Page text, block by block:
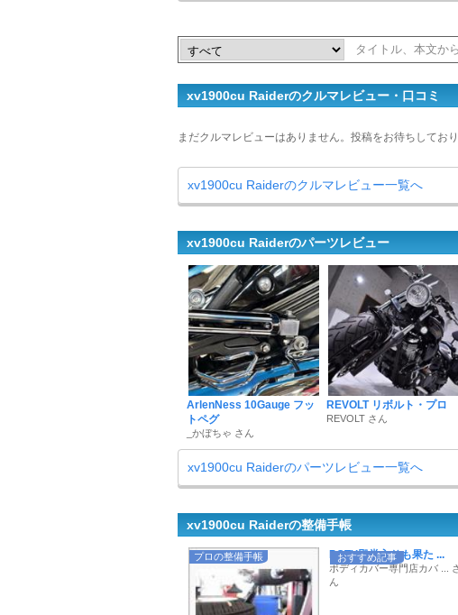
xv1900cu Raiderのクルマレビュー・口コミ
まだクルマレビューはありません。投稿をお待ちしており
xv1900cu Raiderのクルマレビュー一覧へ
xv1900cu Raiderのパーツレビュー
ArlenNess 10Gauge フッ
トペグ
_かぼちゃ さん
REVOLT リボルト・プロ
REVOLT さん
xv1900cu Raiderのパーツレビュー一覧へ
xv1900cu Raiderの整備手帳
プロの整備手帳 おすすめ記事
POTY殿堂入りも果た ...
ボディカバー専門店カバ ...
ん